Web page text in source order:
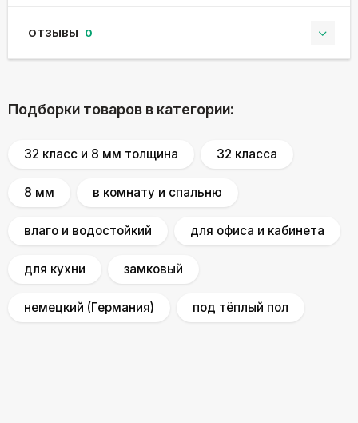
ОТЗЫВЫ 0
Подборки товаров в категории:
32 класс и 8 мм толщина 32 класса
8 мм в комнату и спальню
влаго и водостойкий для офиса и кабинета
для кухни замковый
немецкий (Германия) под тёплый пол